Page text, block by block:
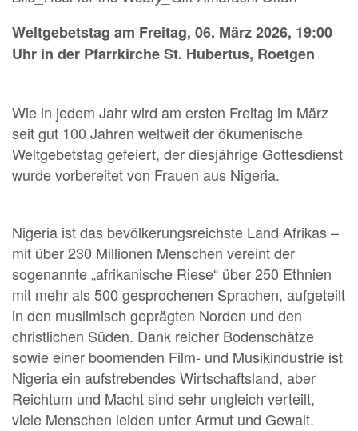
Weltgebetstag am Freitag, 06. März 2026, 19:00
Uhr in der Pfarrkirche St. Hubertus, Roetgen
Wie in jedem Jahr wird am ersten Freitag im März
seit gut 100 Jahren weltweit der ökumenische
Weltgebetstag gefeiert, der diesjährige Gottesdienst
wurde vorbereitet von Frauen aus Nigeria.
Nigeria ist das bevölkerungsreichste Land Afrikas –
mit über 230 Millionen Menschen vereint der
sogenannte „afrikanische Riese“ über 250 Ethnien
mit mehr als 500 gesprochenen Sprachen, aufgeteilt
in den muslimisch geprägten Norden und den
christlichen Süden. Dank reicher Bodenschätze
sowie einer boomenden Film- und Musikindustrie ist
Nigeria ein aufstrebendes Wirtschaftsland, aber
Reichtum und Macht sind sehr ungleich verteilt,
viele Menschen leiden unter Armut und Gewalt.